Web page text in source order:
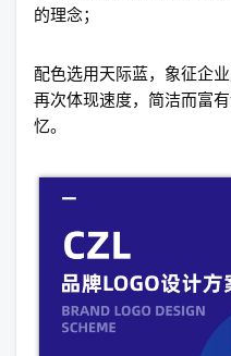
的理念；
配色选用天际蓝，象征企
再次体现速度，简洁而富
忆。